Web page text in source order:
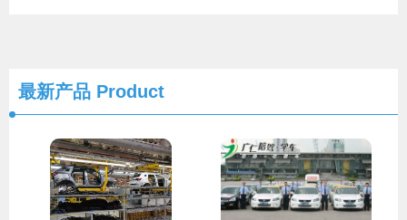
最新产品 Product